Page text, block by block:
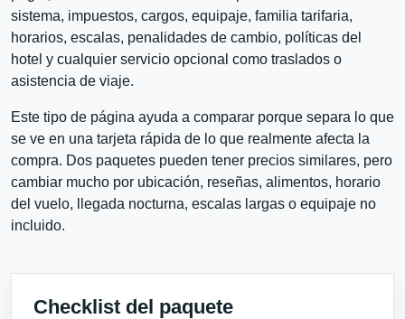
sistema, impuestos, cargos, equipaje, familia tarifaria,
horarios, escalas, penalidades de cambio, políticas del
hotel y cualquier servicio opcional como traslados o
asistencia de viaje.
Este tipo de página ayuda a comparar porque separa lo que
se ve en una tarjeta rápida de lo que realmente afecta la
compra. Dos paquetes pueden tener precios similares, pero
cambiar mucho por ubicación, reseñas, alimentos, horario
del vuelo, llegada nocturna, escalas largas o equipaje no
incluido.
Checklist del paquete